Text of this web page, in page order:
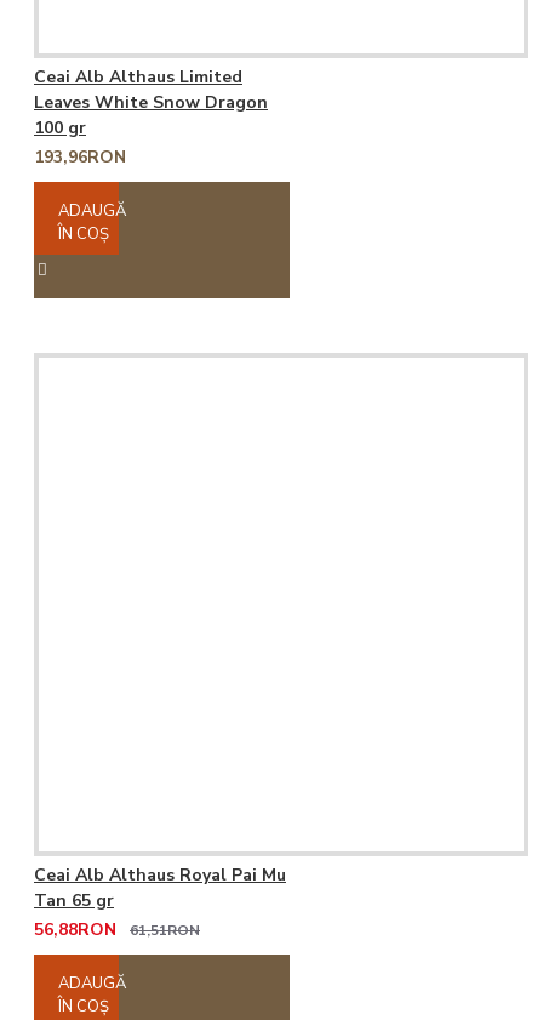
Ceai Alb Althaus Limited
Leaves White Snow Dragon
100 gr
193,96RON
ADAUGĂ
ÎN COŞ
Ceai Alb Althaus Royal Pai Mu
Tan 65 gr
56,88RON
61,51RON
ADAUGĂ
ÎN COŞ